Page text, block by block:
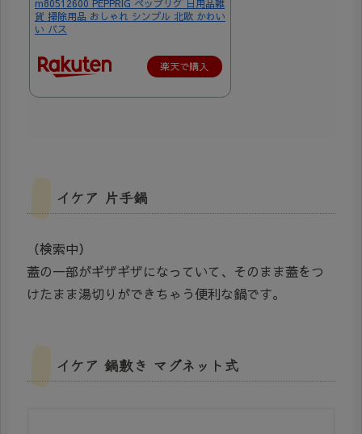
m80512600 PEPPRIG ペップリグ 日用品雑
貨 掃除用品 おしゃれ シンプル 北欧 かわい
い バス
楽天で購入
イケア 片手鍋
（検索中）
蓋の一部がギザギザになっていて、そのまま蓋をつ
けたまま湯切りができちゃう便利な鍋です。
イケア 鍋敷き マグネット式